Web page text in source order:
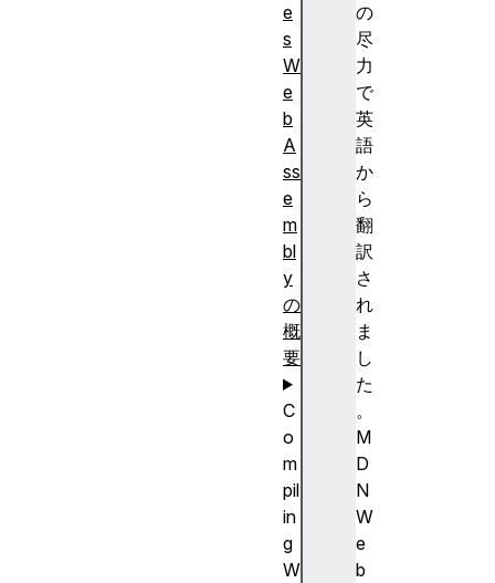
の
尽
力
で
英
語
か
ら
翻
訳
さ
れ
ま
し
た
。
M
D
N
W
e
b
e
s
W
e
b
A
ss
e
m
bl
y
の
概
要
C
o
m
pil
in
g
W